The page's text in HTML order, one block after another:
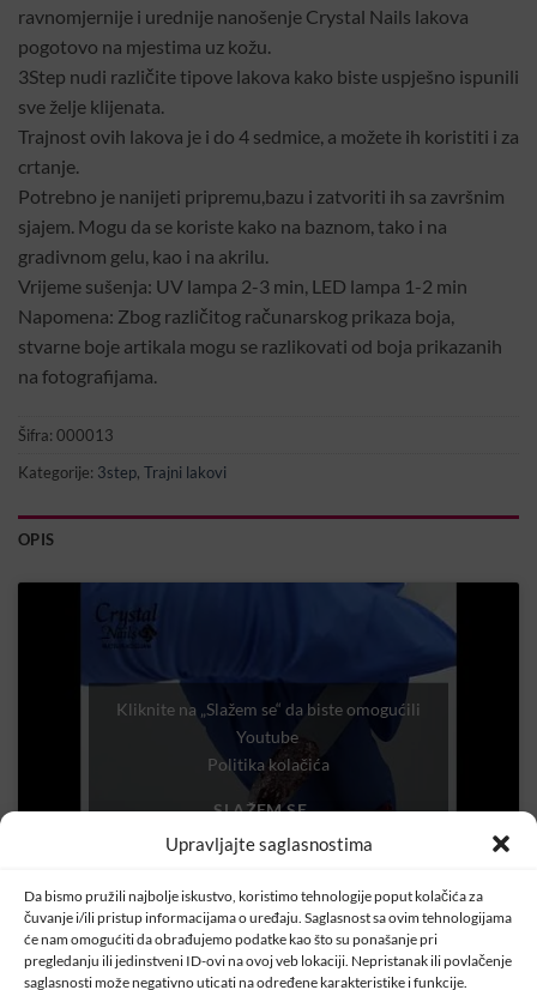
Upravljajte saglasnostima
Da bismo pružili najbolje iskustvo, koristimo tehnologije poput kolačića za
čuvanje i/ili pristup informacijama o uređaju. Saglasnost sa ovim tehnologijama
će nam omogućiti da obrađujemo podatke kao što su ponašanje pri
pregledanju ili jedinstveni ID-ovi na ovoj veb lokaciji. Nepristanak ili povlačenje
saglasnosti može negativno uticati na određene karakteristike i funkcije.
ravnomjernije i urednije nanošenje Crystal Nails lakova
pogotovo na mjestima uz kožu.
3Step nudi različite tipove lakova kako biste uspješno ispunili
sve želje klijenata.
Trajnost ovih lakova je i do 4 sedmice, a možete ih koristiti i za
crtanje.
Potrebno je nanijeti pripremu,bazu i zatvoriti ih sa završnim
sjajem. Mogu da se koriste kako na baznom, tako i na
gradivnom gelu, kao i na akrilu.
Vrijeme sušenja: UV lampa 2-3 min, LED lampa 1-2 min
Napomena: Zbog različitog računarskog prikaza boja,
stvarne boje artikala mogu se razlikovati od boja prikazanih
na fotografijama.
Šifra: 000013
Kategorije: 3step, Trajni lakovi
OPIS
Kliknite na „Slažem se“ da biste omogućili
Youtube
Politika kolačića
SLAŽEM SE